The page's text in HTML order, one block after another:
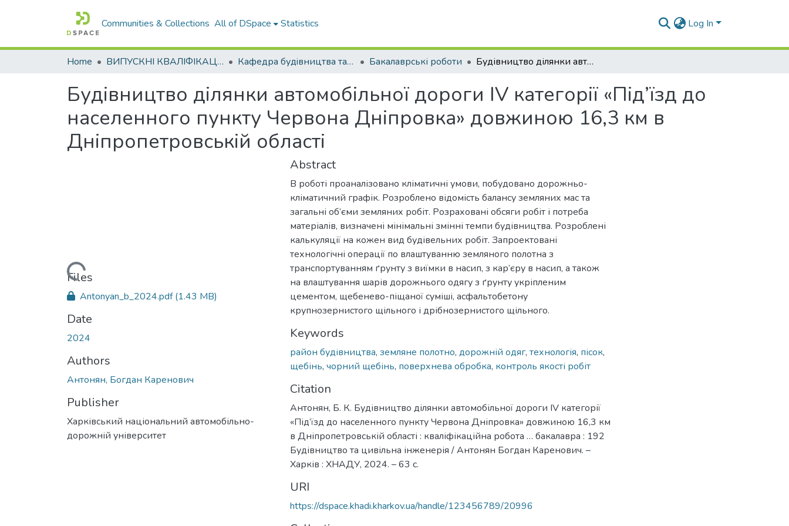
Communities & Collections All of DSpace Statistics Log In
Home ВИПУСКНІ КВАЛІФІКАЦІЙНІ РОБОТИ Кафедра будiвництва та експлуатацiї автомобiльних дорiг Бакалаврські роботи Будівництво ділянки автомобільної дороги IV категорії «Під’їзд до населенного пункту Червона Дніпровка» довжиною 16,3 км в Дніпропетровській області
Будівництво ділянки автомобільної дороги IV категорії «Під’їзд до
населенного пункту Червона Дніпровка» довжиною 16,3 км в
Дніпропетровській області
Loading...
Files
Antonyan_b_2024.pdf(1.43 MB)
Date
2024
Authors
Антонян, Богдан Каренович
Publisher
Харківський національний автомобільно-
дорожній університет
Abstract
В роботі проаналізовано кліматичні умови, побудовано дорожньо-
кліматичний графік. Розроблено відомість балансу земляних мас та
загальні об’єми земляних робіт. Розраховані обсяги робіт і потреба
матеріалів, визначені мінімальні змінні темпи будівництва. Розроблені
калькуляції на кожен вид будівельних робіт. Запроектовані
технологічні операції по влаштуванню земляного полотна з
транспортуванням ґрунту з виїмки в насип, з кар’єру в насип, а також
на влаштування шарів дорожнього одягу з ґрунту укріпленим
цементом, щебенево-піщаної суміші, асфальтобетону
крупнозернистого щільного і дрібнозернистого щільного.
Keywords
район будівництва, земляне полотно, дорожній одяг, технологія, пісок,
щебінь, чорний щебінь, поверхнева обробка, контроль якості робіт
Citation
Антонян, Б. К. Будівництво ділянки автомобільної дороги IV категорії
«Під’їзд до населенного пункту Червона Дніпровка» довжиною 16,3 км
в Дніпропетровській області : кваліфікаційна робота … бакалавра : 192
Будівництво та цивільна інженерія / Антонян Богдан Каренович. –
Харків : ХНАДУ, 2024. – 63 с.
URI
https://dspace.khadi.kharkov.ua/handle/123456789/20996